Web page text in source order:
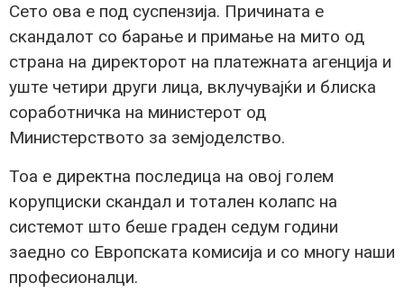
Сето ова е под суспензија. Причината е
скандалот со барање и примање на мито од
страна на директорот на платежната агенција и
уште четири други лица, вклучувајќи и блиска
соработничка на министерот од
Министерството за земјоделство.
Тоа е директна последица на овој голем
корупциски скандал и тотален колапс на
системот што беше граден седум години
заедно со Европската комисија и со многу наши
професионалци.